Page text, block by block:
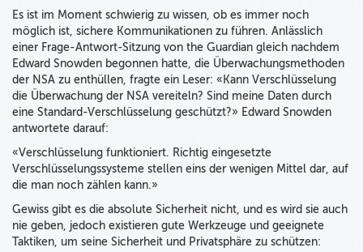
Es ist im Moment schwierig zu wissen, ob es immer noch
möglich ist, sichere Kommunikationen zu führen. Anlässlich
einer Frage-Antwort-Sitzung von the Guardian gleich nachdem
Edward Snowden begonnen hatte, die Überwachungsmethoden
der NSA zu enthüllen, fragte ein Leser: «Kann Verschlüsselung
die Überwachung der NSA vereiteln? Sind meine Daten durch
eine Standard-Verschlüsselung geschützt?» Edward Snowden
antwortete darauf:
«Verschlüsselung funktioniert. Richtig eingesetzte
Verschlüsselungssysteme stellen eins der wenigen Mittel dar, auf
die man noch zählen kann.»
Gewiss gibt es die absolute Sicherheit nicht, und es wird sie auch
nie geben, jedoch existieren gute Werkzeuge und geeignete
Taktiken, um seine Sicherheit und Privatsphäre zu schützen: